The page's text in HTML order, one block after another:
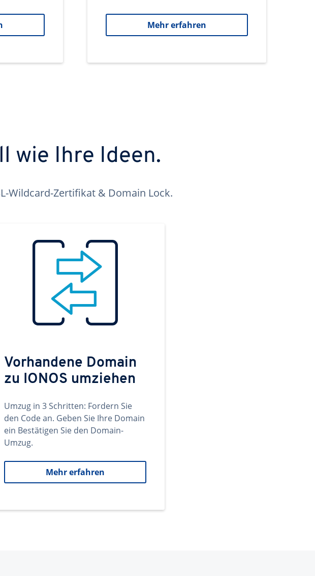
Mehr erfahren
wie Ihre Ideen.
Wildcard-Zertifikat & Domain Lock.
Vorhandene Domain
zu IONOS umziehen
Umzug in 3 Schritten: Fordern Sie
den Code an. Geben Sie Ihre Domain
ein Bestätigen Sie den Domain-
Umzug.
Mehr erfahren